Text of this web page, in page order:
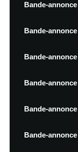
Bande-
Bande-
Bande-
Bande-
Bande-
Bande-